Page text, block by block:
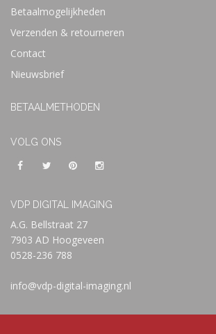
Betaalmogelijkheden
Verzenden & retourneren
Contact
Nieuwsbrief
BETAALMETHODEN
VOLG ONS
VDP DIGITAL IMAGING
A.G. Bellstraat 27
7903 AD Hoogeveen
0528-236 788
info@vdp-digital-imaging.nl